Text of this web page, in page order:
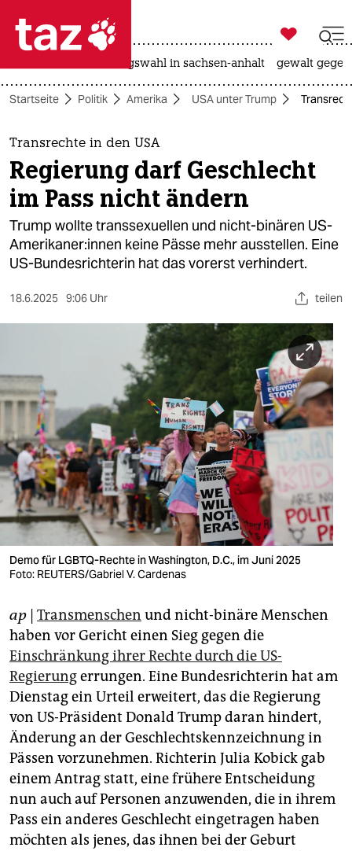
 taz zahl ich
taz zahl ich
themen
politik
öko
gesellschaft
sport
nord
wahrheit
verlag
verlag
veranstaltungen
shop
fragen & hilfe
unterstützen
abo
genossenschaft
epaper login

taz zahl ich
landtagswahl in sachsen-anhalt gewalt
Startseite Politik Amerika USA unter Trump
Transrechte in den USA
Regierung darf Geschlecht
im Pass nicht ändern
Trump wollte transsexuellen und nicht-binären US-
Amerikaner:innen keine Pässe mehr ausstellen. Eine
US-Bundesrichterin hat das vorerst verhindert.
18.6.2025 9:06 Uhr teilen
Demo für LGBTQ-Rechte in Washington, D.C., im Juni 2025
Foto: REUTERS/Gabriel V. Cardenas
ap Transmenschen und nicht-binäre Menschen
haben vor Gericht einen Sieg gegen die
Einschränkung ihrer Rechte durch die US-
Regierungerrungen. Eine Bundesrichterin hat am
Dienstag ein Urteil erweitert, das die Regierung
von US-Präsident Donald Trump daran hindert,
Änderung an der Geschlechtskennzeichnung in
Pässen vorzunehmen. Richterin Julia Kobick gab
einem Antrag statt, eine frühere Entscheidung
nun auch auf Personen anzuwenden, die in ihrem
Pass ein anderes Geschlecht eingetragen haben
möchten als jenes, das ihnen bei der Geburt